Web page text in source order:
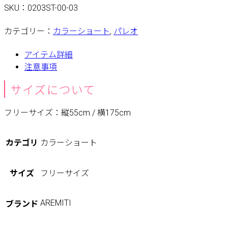
SKU： 0203ST-00-03
カテゴリー： カラーショート, パレオ
アイテム詳細
注意事項
サイズについて
フリーサイズ：縦55cm / 横175cm
カテゴリ カラーショート
サイズ フリーサイズ
ブランド AREMITI